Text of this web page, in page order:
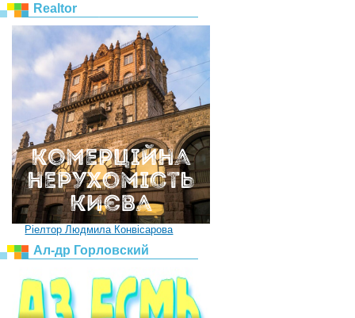
Realtor
Ріелтор Людмила Конвісарова
Ал-др Горловский